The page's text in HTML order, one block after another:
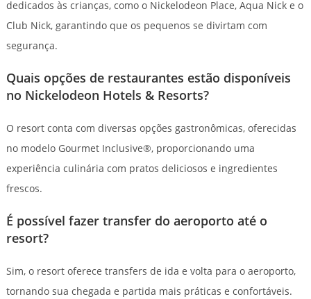
dedicados às crianças, como o Nickelodeon Place, Aqua Nick e o
Club Nick, garantindo que os pequenos se divirtam com
segurança.
Quais opções de restaurantes estão disponíveis
no Nickelodeon Hotels & Resorts?
O resort conta com diversas opções gastronômicas, oferecidas
no modelo Gourmet Inclusive®, proporcionando uma
experiência culinária com pratos deliciosos e ingredientes
frescos.
É possível fazer transfer do aeroporto até o
resort?
Sim, o resort oferece transfers de ida e volta para o aeroporto,
tornando sua chegada e partida mais práticas e confortáveis.